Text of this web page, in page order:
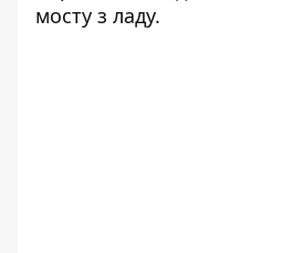
мосту з ладу.